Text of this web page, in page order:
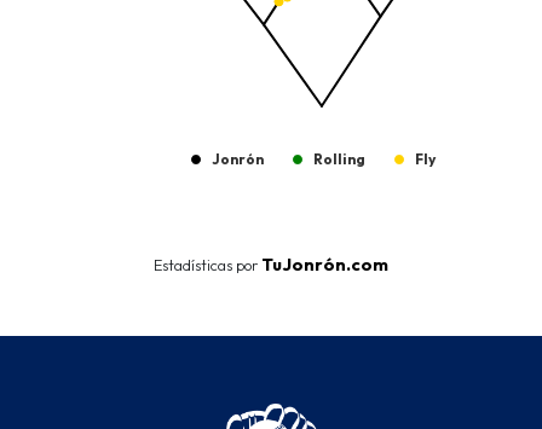
Jonrón Rolling Fly
Estadísticas por TuJonrón.com